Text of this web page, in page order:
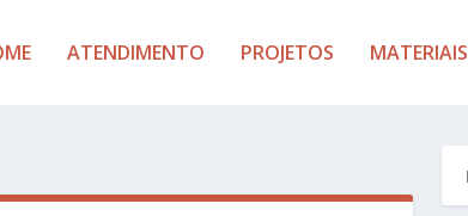
ATENDIMENTO PROJETOS MATERIAIS